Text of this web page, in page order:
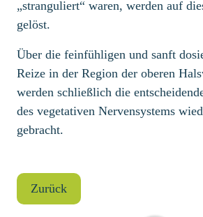
„stranguliert“ waren, werden auf
gelöst.
Über die feinfühligen und sanft
Reize in der Region der oberen
werden schließlich die
des vegetativen Nervensystems
gebracht.
Zurück